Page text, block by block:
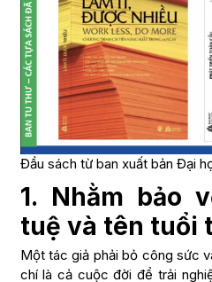
Đầu sách từ ban xuất bản Đại
1. Nhằm bảo
tuệ và tên tuổi
Một tác giả phải bỏ công sức
chí là cả cuộc đời để trải